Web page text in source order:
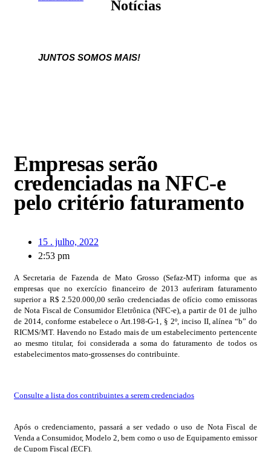
Notícias
JUNTOS SOMOS MAIS!
Empresas serão
credenciadas na NFC-e
pelo critério faturamento
15 . julho, 2022
2:53 pm
A Secretaria de Fazenda de Mato Grosso (Sefaz-MT) informa que as
empresas que no exercício financeiro de 2013 auferiram faturamento
superior a R$ 2.520.000,00 serão credenciadas de ofício como emissoras
de Nota Fiscal de Consumidor Eletrônica (NFC-e), a partir de 01 de julho
de 2014, conforme estabelece o Art.198-G-1, § 2º, inciso II, alínea “b” do
RICMS/MT. Havendo no Estado mais de um estabelecimento pertencente
ao mesmo titular, foi considerada a soma do faturamento de todos os
estabelecimentos mato-grossenses do contribuinte.
Consulte a lista dos contribuintes a serem credenciados
Após o credenciamento, passará a ser vedado o uso de Nota Fiscal de
Venda a Consumidor, Modelo 2, bem como o uso de Equipamento emissor
de Cupom Fiscal (ECF).